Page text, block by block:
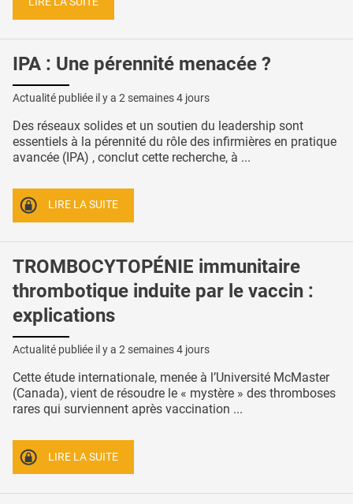
IPA : Une pérennité menacée ?
Actualité publiée il y a 2 semaines 4 jours
Des réseaux solides et un soutien du leadership sont
essentiels à la pérennité du rôle des infirmières en pratique
avancée (IPA) , conclut cette recherche, à ...
LIRE LA SUITE
TROMBOCYTOPÉNIE immunitaire
thrombotique induite par le vaccin :
explications
Actualité publiée il y a 2 semaines 4 jours
Cette étude internationale, menée à l’Université McMaster
(Canada), vient de résoudre le « mystère » des thromboses
rares qui surviennent après vaccination ...
LIRE LA SUITE